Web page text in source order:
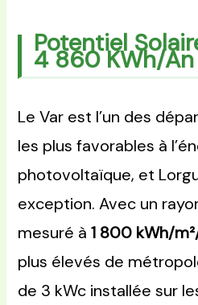
Potentiel
4 860 KWh/
Le Var est l’un des
les plus favorables à
photovoltaïque, et
exception. Avec un
mesuré à1 800 kWh/
plus élevés de
de 3 kWc installée sur